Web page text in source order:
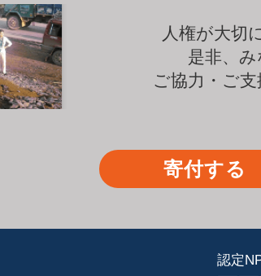
人権が大切
是非、
ご協力・ご
寄付する
認定